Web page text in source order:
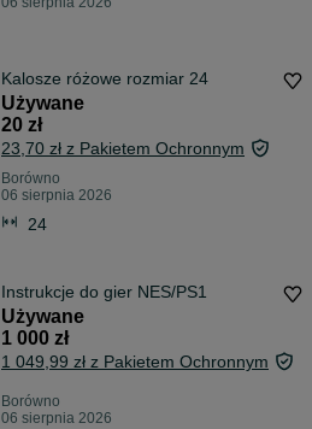
Kalosze różowe rozmiar 24
Używane
20 zł
23,70 zł z Pakietem Ochronnym
Borówno
06 sierpnia 2026
24
Instrukcje do gier NES/PS1
Używane
1 000 zł
1 049,99 zł z Pakietem Ochronnym
Borówno
06 sierpnia 2026